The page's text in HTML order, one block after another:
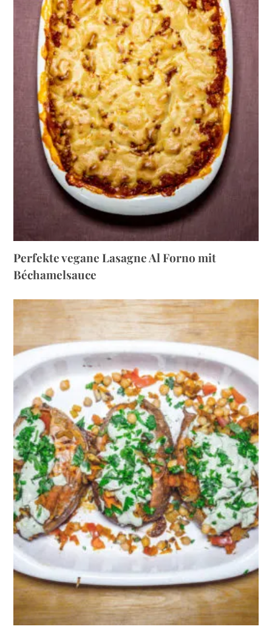
Perfekte vegane Lasagne Al Forno mit
Béchamelsauce